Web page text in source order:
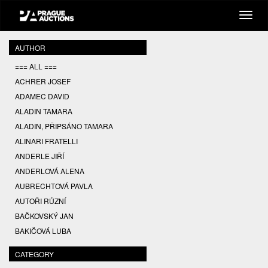
AUTHOR
=== ALL ===
ACHRER JOSEF
ADAMEC DAVID
ALADIN TAMARA
ALADIN, PŘIPSÁNO TAMARA
ALINARI FRATELLI
ANDERLE JIŘÍ
ANDERLOVÁ ALENA
AUBRECHTOVÁ PAVLA
AUTOŘI RŮZNÍ
BAČKOVSKÝ JAN
BAKIČOVÁ LUBA
BALCAR JIŘÍ
BALCAR KAREL
CATEGORY